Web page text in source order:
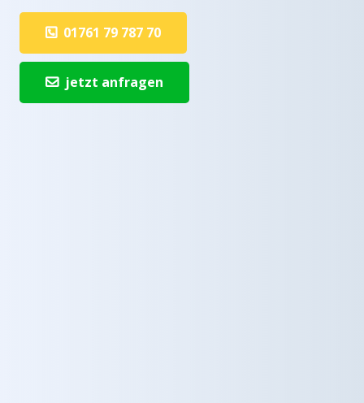
01761 79 787 70
jetzt anfragen